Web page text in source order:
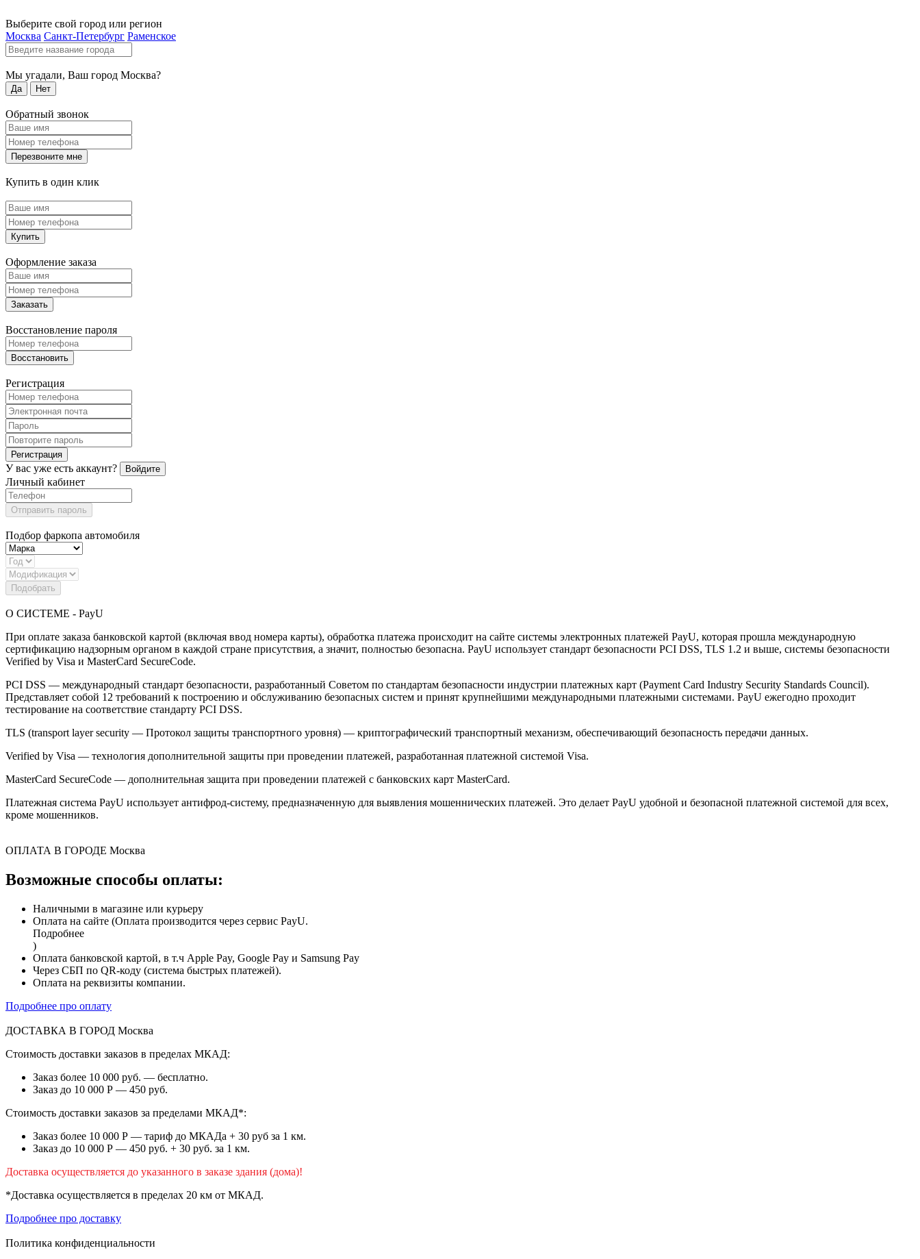
Выберите свой город или регион
Москва Санкт-Петербург Раменское
Мы угадали, Ваш город Москва?
Да Нет
Обратный звонок
Перезвоните мне
Купить в один клик
Купить
Оформление заказа
Заказать
Восстановление пароля
Восстановить
Регистрация
Регистрация
У вас уже есть аккаунт? Войдите
Личный кабинет
Отправить пароль
Подбор фаркопа автомобиля
Подобрать
О СИСТЕМЕ - PayU
При оплате заказа банковской картой (включая ввод номера карты), обработка платежа происходит на сайте системы электронных платежей PayU, которая прошла международную
сертификацию надзорным органом в каждой стране присутствия, а значит, полностью безопасна. PayU использует стандарт безопасности PCI DSS, TLS 1.2 и выше, системы безопасности
Verified by Visa и MasterCard SecureCode.
PCI DSS — международный стандарт безопасности, разработанный Советом по стандартам безопасности индустрии платежных карт (Payment Card Industry Security Standards Council).
Представляет собой 12 требований к построению и обслуживанию безопасных систем и принят крупнейшими международными платежными системами. PayU ежегодно проходит
тестирование на соответствие стандарту PCI DSS.
TLS (transport layer security — Протокол защиты транспортного уровня) — криптографический транспортный механизм, обеспечивающий безопасность передачи данных.
Verified by Visa — технология дополнительной защиты при проведении платежей, разработанная платежной системой Visa.
MasterCard SecureCode — дополнительная защита при проведении платежей с банковских карт MasterCard.
Платежная система PayU использует антифрод-систему, предназначенную для выявления мошеннических платежей. Это делает PayU удобной и безопасной платежной системой для всех,
кроме мошенников.
ОПЛАТА В ГОРОДЕ Москва
Возможные способы оплаты:
Наличными в магазине или курьеру
Оплата на сайте (Оплата производится через сервис PayU.
Подробнее
)
Оплата банковской картой, в т.ч Apple Pay, Google Pay и Samsung Pay
Через СБП по QR-коду (система быстрых платежей).
Оплата на реквизиты компании.
Подробнее про оплату
ДОСТАВКА В ГОРОД Москва
Стоимость доставки заказов в пределах МКАД:
Заказ более 10 000 руб. — бесплатно.
Заказ до 10 000 Р — 450 руб.
Стоимость доставки заказов за пределами МКАД*:
Заказ более 10 000 Р — тариф до МКАДа + 30 руб за 1 км.
Заказ до 10 000 Р — 450 руб. + 30 руб. за 1 км.
Доставка осуществляется до указанного в заказе здания (дома)!
*Доставка осуществляется в пределах 20 км от МКАД.
Подробнее про доставку
Политика конфиденциальности